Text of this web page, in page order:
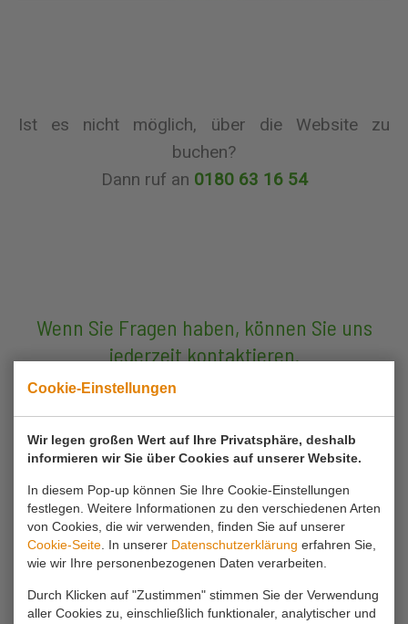
Cookie-Einstellungen
Wir legen großen Wert auf Ihre Privatsphäre, deshalb
informieren wir Sie über Cookies auf unserer Website.
In diesem Pop-up können Sie Ihre Cookie-Einstellungen
festlegen. Weitere Informationen zu den verschiedenen Arten
von Cookies, die wir verwenden, finden Sie auf unserer
Cookie-Seite . In unserer Datenschutzerklärung erfahren Sie,
wie wir Ihre personenbezogenen Daten verarbeiten.
Durch Klicken auf "Zustimmen" stimmen Sie der Verwendung
aller Cookies zu, einschließlich funktionaler, analytischer und
Ist es nicht möglich, über die Website zu
buchen?
Dann ruf an 0180 63 16 54
Wenn Sie Fragen haben, können Sie uns
jederzeit kontaktieren.
info@koornmolen.nl